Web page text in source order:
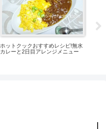
ホットクックおすすめレシピ!無水
カレーと2日目アレンジメニュー